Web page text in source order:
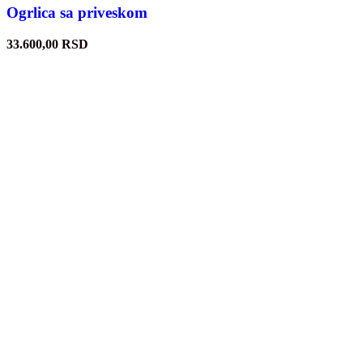
Ogrlica sa priveskom
33.600,00 RSD